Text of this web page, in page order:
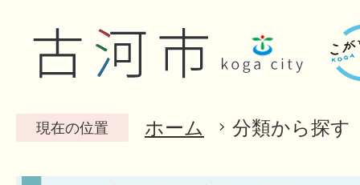
現在の位置 ホーム 分類から探す